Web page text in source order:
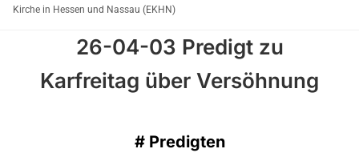
Kirche in Hessen und Nassau (EKHN)
26-04-03 Predigt zu
Karfreitag über Versöhnung
# Predigten